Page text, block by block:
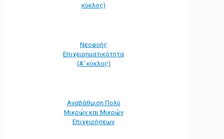
κύκλος)
Νεοφυής
Επιχειρηματικότητα
(Α' κύκλος)
Αναβάθμιση Πολύ
Μικρών και Μικρών
Επιχειρήσεων